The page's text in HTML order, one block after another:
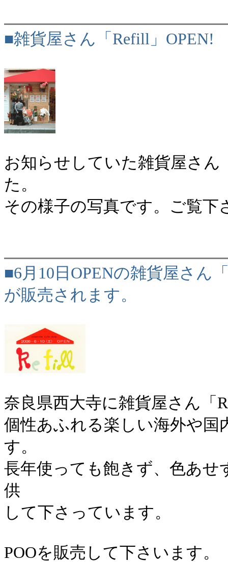
■雑貨屋さん「Refill」OPEN!
お知らせしていた雑貨屋さん
た。
その様子の写真です。ご覧
■6月10日OPENの雑貨屋さん
が販売されます。
奈良県西大寺に雑貨屋さん「
個性あふれる楽しい海外や
す。
長年使っても飽きず、色あ
供
して下さっています。
POOを販売して下さいます。